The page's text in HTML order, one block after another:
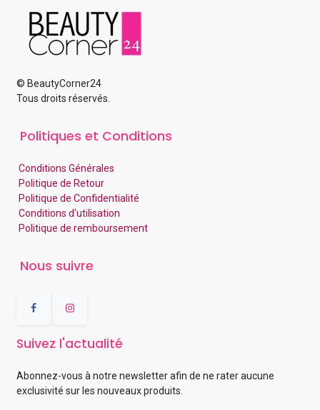
© BeautyCorner24
Tous droits réservés.
Politiques et Conditions
Conditions Générales
Politique de Retour
Politique de Confidentialité
Conditions d'utilisation
Politique de remboursement
Nous suivre
Suivez l'actualité
Abonnez-vous à notre newsletter afin de ne rater aucune
exclusivité sur les nouveaux produits.